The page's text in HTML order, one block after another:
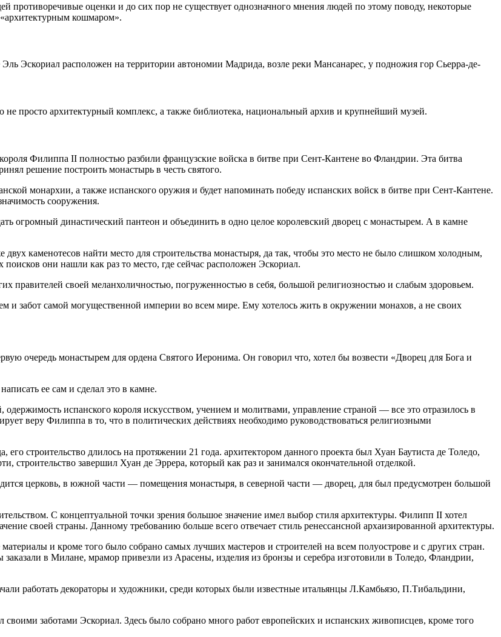
противоречивые оценки и до сих пор не существует однозначного мнения людей по этому поводу, некоторые
кошмаром».
Эскориал расположен на территории автономии Мадрида, возле реки Мансанарес, у подножия гор Сьерра-де-
просто архитектурный комплекс, а также библиотека, национальный архив и крупнейший музей.
короля Филиппа II полностью разбили французские войска в битве при Сент-Кантене во Фландрии. Эта битва
решение построить монастырь в честь святого.
монархии, а также испанского оружия и будет напоминать победу испанских войск в битве при Сент-Кантене.
сооружения.
огромный династический пантеон и объединить в одно целое королевский дворец с монастырем. А в камне
каменотесов найти место для строительства монастыря, да так, чтобы это место не было слишком холодным,
они нашли как раз то место, где сейчас расположен Эскориал.
правителей своей меланхоличностью, погруженностью в себя, большой религиозностью и слабым здоровьем.
и забот самой могущественной империи во всем мире. Ему хотелось жить в окружении монахов, а не своих
очередь монастырем для ордена Святого Иеронима. Он говорил что, хотел бы возвести «Дворец для Бога и
ее сам и сделал это в камне.
испанского короля искусством, учением и молитвами, управление страной — все это отразилось в
веру Филиппа в то, что в политических действиях необходимо руководствоваться религиозными
строительство длилось на протяжении 21 года. архитектором данного проекта был Хуан Баутиста де Толедо,
строительство завершил Хуан де Эррера, который как раз и занимался окончательной отделкой.
церковь, в южной части — помещения монастыря, в северной части — дворец, для был предусмотрен большой
С концептуальной точки зрения большое значение имел выбор стиля архитектуры. Филипп II хотел
своей страны. Данному требованию больше всего отвечает стиль ренессансной архаизированной архитектуры.
и кроме того было собрано самых лучших мастеров и строителей на всем полуострове и с других стран.
в Милане, мрамор привезли из Арасены, изделия из бронзы и серебра изготовили в Толедо, Фландрии,
работать декораторы и художники, среди которых были известные итальянцы Л.Камбьязо, П.Тибальдини,
своими заботами Эскориал. Здесь было собрано много работ европейских и испанских живописцев, кроме того